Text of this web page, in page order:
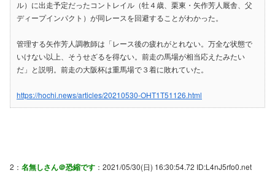
ル）に出走予定だったコントレイル（牡４歳、栗東・矢作芳人厩舎、父
ディープインパクト）が同レースを回避することがわかった。
管理する矢作芳人調教師は「レース後の疲れがとれない。万全な状態で
いけない以上、そうせざるを得ない。前走の馬場が相当応えたみたい
だ」と説明。前走の大阪杯は重馬場で３着に敗れていた。
https://hochi.news/articles/20210530-OHT1T51126.html
2： 名無しさん＠恐縮です ：2021/05/30(日) 16:30:54.72 ID:L4nJ5rfo0.net